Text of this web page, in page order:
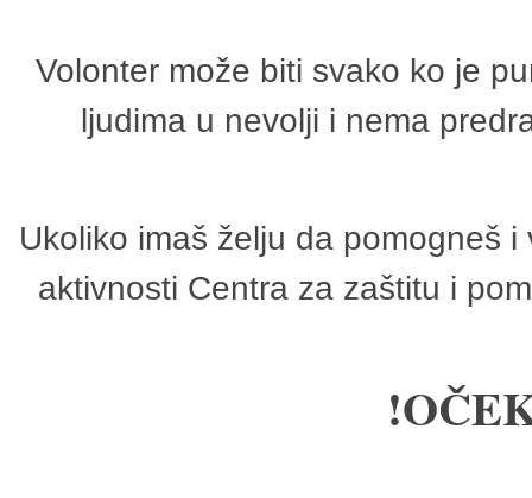
Volonter može biti svako ko je
ljudima u nevolji i nema
Ukoliko imaš želju da pomogneš
aktivnosti Centra za zaštitu i